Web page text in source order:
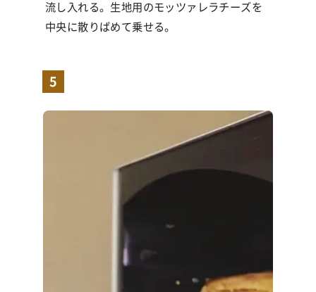
流し入れる。生地用のモッツァレラチーズを
中央に散りばめて乗せる。
5